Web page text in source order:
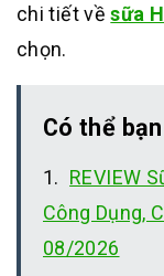
chi tiết vềsữa
chọn.
Có thể
REVIEW
Công Dụng,
08/2026